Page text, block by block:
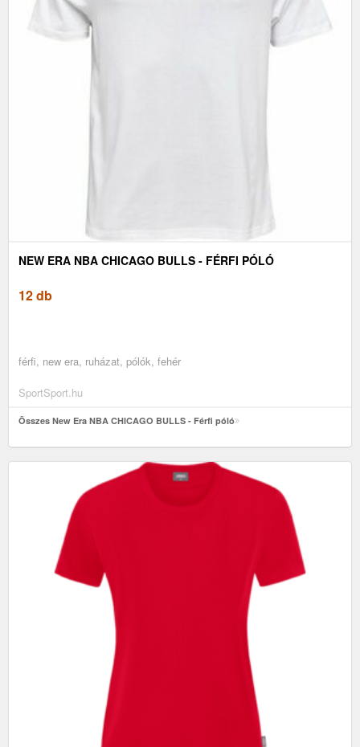
NEW ERA NBA CHICAGO BULLS - FÉRFI PÓLÓ
12 db
férfi, new era, ruházat, pólók, fehér
SportSport.hu
Összes New Era NBA CHICAGO BULLS - Férfi póló